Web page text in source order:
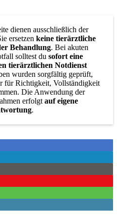
dienen ausschließlich der
ersetzen keine tierärztliche
Behandlung. Bei akuten
solltest du sofort eine
tierärztlichen Notdienst
wurden sorgfältig geprüft,
für Richtigkeit, Vollständigkeit
Die Anwendung der
erfolgt auf eigene
.